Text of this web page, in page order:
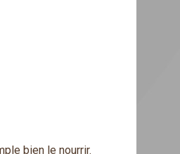
bien le nourrir.